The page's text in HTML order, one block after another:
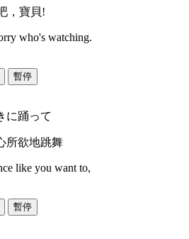
，寶貝!
who's watching.
暫停
に踊って
所欲地跳舞
like you want to,
暫停